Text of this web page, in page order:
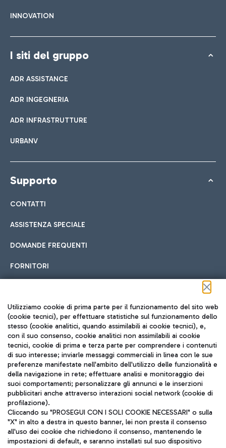
INNOVATION
I siti del gruppo
ADR ASSISTANCE
ADR INGEGNERIA
ADR INFRASTRUTTURE
URBANV
Supporto
CONTATTI
ASSISTENZA SPECIALE
DOMANDE FREQUENTI
FORNITORI
Seguici sui social
TRAVEL JOURNAL
ITA
Utilizziamo cookie di prima parte per il funzionamento del sito web
(cookie tecnici), per effettuare statistiche sul funzionamento dello
stesso (cookie analitici, quando assimilabili ai cookie tecnici), e,
con il suo consenso, cookie analitici non assimilabili ai cookie
tecnici, cookie di prima e terza parte per comprendere i contenuti
di suo interesse; inviarle messaggi commerciali in linea con le sue
preferenze manifestate nell'ambito dell'utilizzo delle funzionalità e
della navigazione in rete; effettuare analisi e monitoraggio dei
suoi comportamenti; personalizzare gli annunci e le inserzioni
pubblicitari anche attraverso interazioni social network (cookie di
profilazione).
Cliccando su "PROSEGUI CON I SOLI COOKIE NECESSARI" o sulla
"X" in alto a destra in questo banner, lei non presta il consenso
all'uso dei cookie che richiedono il consenso, mantenendo le
impostazioni di default, e saranno installati sul suo dispositivo